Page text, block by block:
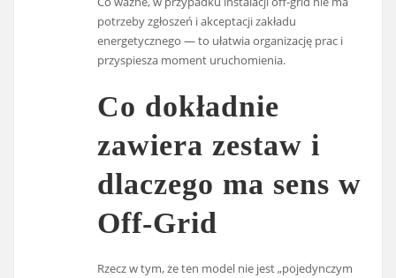
potrzeby zgłoszeń i akceptacji zakładu
energetycznego — to ułatwia organizację prac i
przyspiesza moment uruchomienia.
Co dokładnie
zawiera zestaw i
dlaczego ma sens w
Off-Grid
Rzecz w tym, że ten model nie jest „pojedynczym